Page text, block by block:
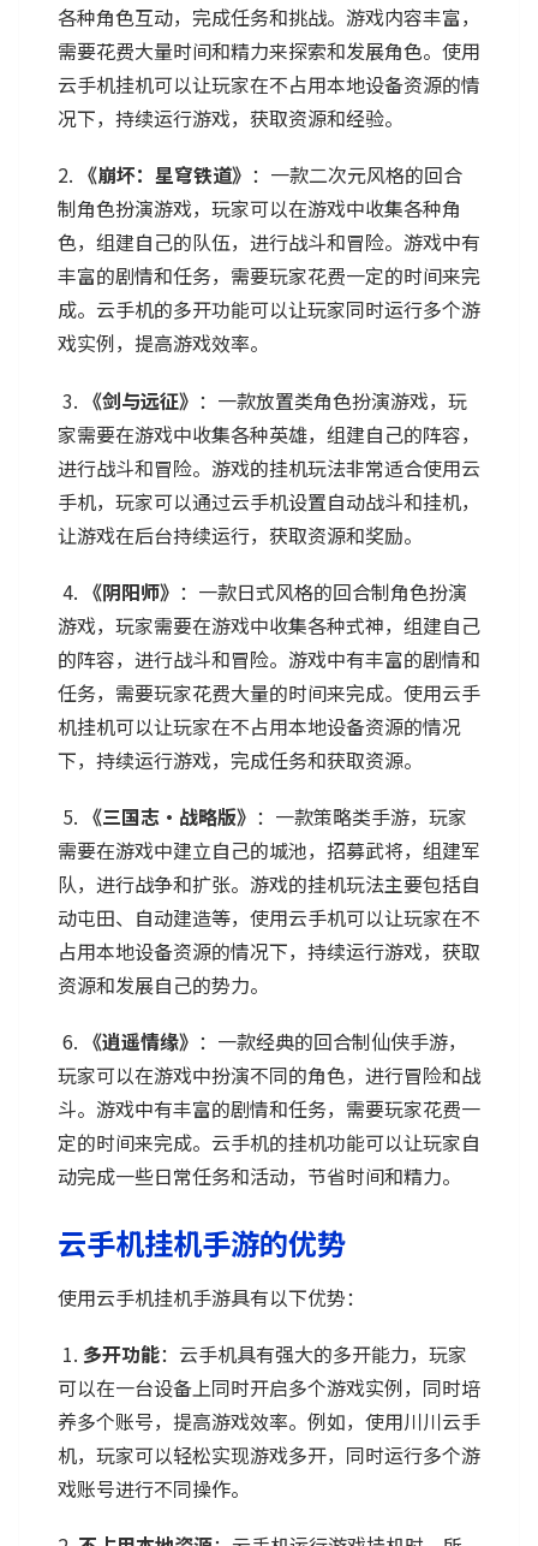
各种角色互动，完成任务和挑战。游戏内容丰富，
需要花费大量时间和精力来探索和发展角色。使用
云手机挂机可以让玩家在不占用本地设备资源的情
况下，持续运行游戏，获取资源和经验。
2. 《崩坏：星穹铁道》 ：一款二次元风格的回合
制角色扮演游戏，玩家可以在游戏中收集各种角
色，组建自己的队伍，进行战斗和冒险。游戏中有
丰富的剧情和任务，需要玩家花费一定的时间来完
成。云手机的多开功能可以让玩家同时运行多个游
戏实例，提高游戏效率。
3. 《剑与远征》 ：一款放置类角色扮演游戏，玩
家需要在游戏中收集各种英雄，组建自己的阵容，
进行战斗和冒险。游戏的挂机玩法非常适合使用云
手机，玩家可以通过云手机设置自动战斗和挂机，
让游戏在后台持续运行，获取资源和奖励。
4. 《阴阳师》 ：一款日式风格的回合制角色扮演
游戏，玩家需要在游戏中收集各种式神，组建自己
的阵容，进行战斗和冒险。游戏中有丰富的剧情和
任务，需要玩家花费大量的时间来完成。使用云手
机挂机可以让玩家在不占用本地设备资源的情况
下，持续运行游戏，完成任务和获取资源。
5. 《三国志・战略版》 ：一款策略类手游，玩家
需要在游戏中建立自己的城池，招募武将，组建军
队，进行战争和扩张。游戏的挂机玩法主要包括自
动屯田、自动建造等，使用云手机可以让玩家在不
占用本地设备资源的情况下，持续运行游戏，获取
资源和发展自己的势力。
6. 《逍遥情缘》 ：一款经典的回合制仙侠手游，
玩家可以在游戏中扮演不同的角色，进行冒险和战
斗。游戏中有丰富的剧情和任务，需要玩家花费一
定的时间来完成。云手机的挂机功能可以让玩家自
动完成一些日常任务和活动，节省时间和精力。
云手机挂机手游的优势
使用云手机挂机手游具有以下优势：
1. 多开功能：云手机具有强大的多开能力，玩家
可以在一台设备上同时开启多个游戏实例，同时培
养多个账号，提高游戏效率。例如，使用川川云手
机，玩家可以轻松实现游戏多开，同时运行多个游
戏账号进行不同操作。